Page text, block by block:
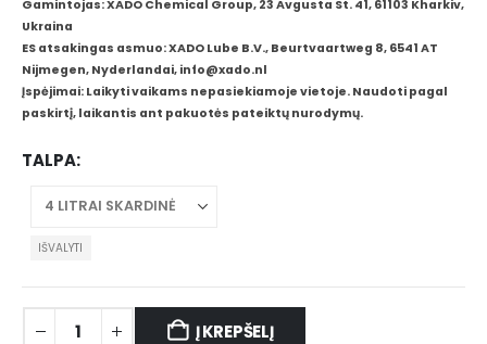
Gamintojas: XADO Chemical Group, 23 Avgusta St. 41, 61103 Kharkiv,
Ukraina
ES atsakingas asmuo: XADO Lube B.V., Beurtvaartweg 8, 6541 AT
Nijmegen, Nyderlandai, info@xado.nl
Įspėjimai: Laikyti vaikams nepasiekiamoje vietoje. Naudoti pagal
paskirtį, laikantis ant pakuotės pateiktų nurodymų.
TALPA
IŠVALYTI
Į KREPŠELĮ